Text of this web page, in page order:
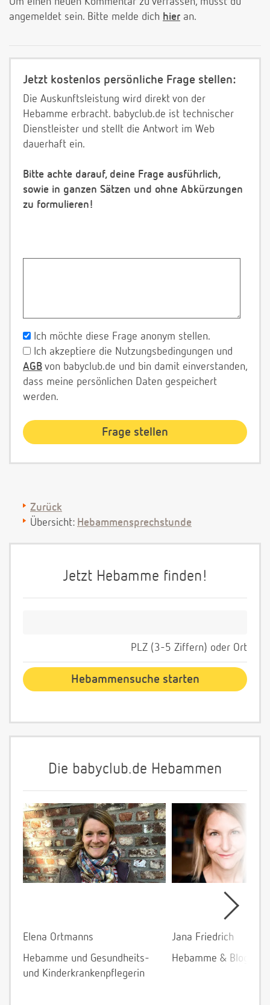
angemeldet sein. Bitte melde dich hier an.
Jetzt kostenlos persönliche Frage stellen:
Die Auskunftsleistung wird direkt von der
Hebamme erbracht. babyclub.de ist technischer
Dienstleister und stellt die Antwort im Web
dauerhaft ein.
Bitte achte darauf, deine Frage ausführlich,
sowie in ganzen Sätzen und ohne Abkürzungen
zu formulieren!
Ich möchte diese Frage anonym stellen.
Ich akzeptiere die Nutzungsbedingungen und
AGB von babyclub.de und bin damit einverstanden,
dass meine persönlichen Daten gespeichert
werden.
Zurück
Übersicht: Hebammensprechstunde
Jetzt Hebamme finden!
PLZ (3-5 Ziffern) oder Ort
Die babyclub.de Hebammen
Elena Ortmanns
Hebamme und Gesundheits-
und Kinderkrankenpflegerin
Jana Friedrich
Hebamme &